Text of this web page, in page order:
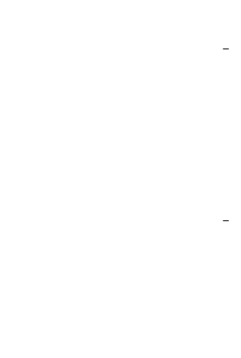
Produktneuheiten, Referenzen